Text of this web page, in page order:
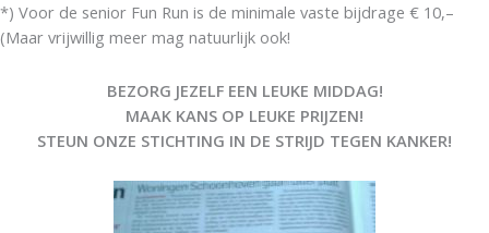
*) Voor de senior Fun Run is de minimale vaste bijdrage € 10,–
(Maar vrijwillig meer mag natuurlijk ook!
BEZORG JEZELF EEN LEUKE MIDDAG!
MAAK KANS OP LEUKE PRIJZEN!
STEUN ONZE STICHTING IN DE STRIJD TEGEN KANKER!